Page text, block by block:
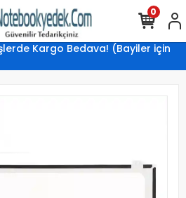
Kargo Bedava! (Bayiler için
0